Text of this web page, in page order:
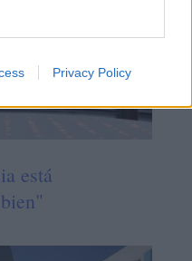
Privacy Policy
está